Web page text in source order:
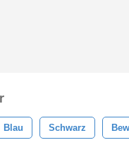
Blau Schwarz